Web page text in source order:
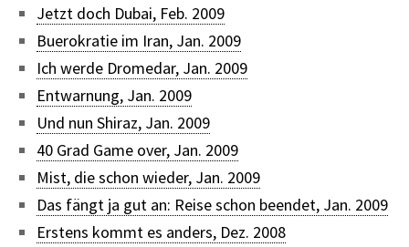
Jetzt doch Dubai, Feb. 2009
Buerokratie im Iran, Jan. 2009
Ich werde Dromedar, Jan. 2009
Entwarnung, Jan. 2009
Und nun Shiraz, Jan. 2009
40 Grad Game over, Jan. 2009
Mist, die schon wieder, Jan. 2009
Das fängt ja gut an: Reise schon beendet, Jan. 2009
Erstens kommt es anders, Dez. 2008